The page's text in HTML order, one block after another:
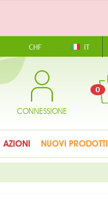
CHF IT
CONNESSIONE
0
AZIONI NUOVI PRODOTTI